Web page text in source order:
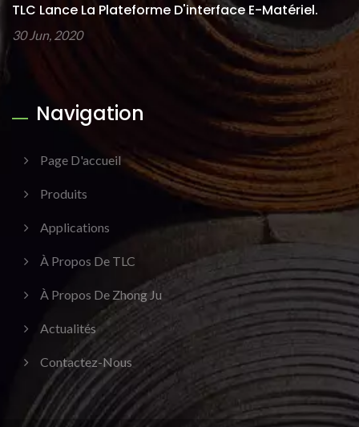
TLC Lance La Plateforme D'interface E-Matériel.
30 Jun, 2020
Navigation
Page D'accueil
Produits
Applications
À Propos De TLC
À Propos De Zhong Ju
Actualités
Contactez-Nous